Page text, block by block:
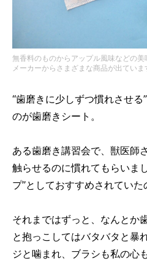
無香料のものからアップル風味などの
メーカーからさまざまな商品が出ていま
“歯磨きに少しずつ慣れさせ
のが歯磨きシート。
ある歯磨き講習会で、獣医師
触らせるのに慣れてもらいま
プ”としておすすめされていた
それまではずっと、なんとか
と抱っこしてはバタバタと暴
ジと噛まれ、ブラシも私の心